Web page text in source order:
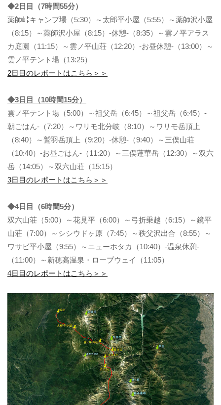
◆2日目（7時間55分）
薬師峠キャンプ場（5:30）～太郎平小屋（5:55）～薬師沢小屋
（8:15）～薬師沢小屋（8:15）-休憩-（8:35）～雲ノ平アラス
カ庭園（11:15）～雲ノ平山荘（12:20）-お昼休憩-（13:00）～
雲ノ平テント場（13:25）
2日目のレポートはこちら＞＞
◆3日目（10時間15分）
雲ノ平テント場（5:00）～祖父岳（6:45）～祖父岳（6:45）-
朝ごはん-（7:20）～ワリモ北分岐（8:10）～ワリモ岳頂上
（8:40）～鷲羽岳頂上（9:20）-休憩-（9:40）～三俣山荘
（10:40）-お昼ごはん-（11:20）～三俣蓮華岳（12:30）～双六
岳（14:05）～双六山荘（15:15）
3日目のレポートはこちら＞＞
◆4日目（6時間5分）
双六山荘（5:00）～花見平（6:00）～弓折乗越（6:15）～鏡平
山荘（7:00）～シシウドヶ原（7:45）～秩父沢出合（8:55）～
ワサビ平小屋（9:55）～ニューホタカ（10:40）-温泉休憩-
（11:00）～新穂高温泉・ロープウェイ（11:05）
4日目のレポートはこちら＞＞